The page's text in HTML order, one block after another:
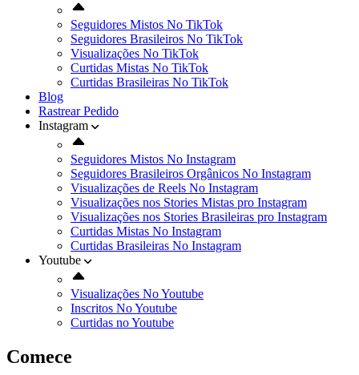
Seguidores Mistos No TikTok
Seguidores Brasileiros No TikTok
Visualizações No TikTok
Curtidas Mistas No TikTok
Curtidas Brasileiras No TikTok
Blog
Rastrear Pedido
Instagram
Seguidores Mistos No Instagram
Seguidores Brasileiros Orgânicos No Instagram
Visualizações de Reels No Instagram
Visualizações nos Stories Mistas pro Instagram
Visualizações nos Stories Brasileiras pro Instagram
Curtidas Mistas No Instagram
Curtidas Brasileiras No Instagram
Youtube
Visualizações No Youtube
Inscritos No Youtube
Curtidas no Youtube
Comece